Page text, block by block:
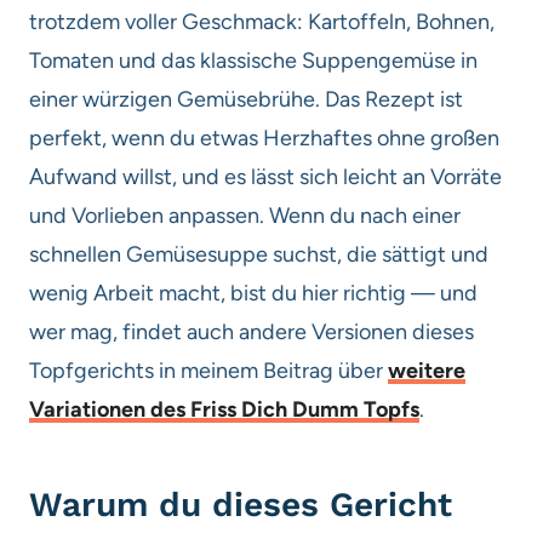
trotzdem voller Geschmack: Kartoffeln, Bohnen,
Tomaten und das klassische Suppengemüse in
einer würzigen Gemüsebrühe. Das Rezept ist
perfekt, wenn du etwas Herzhaftes ohne großen
Aufwand willst, und es lässt sich leicht an Vorräte
und Vorlieben anpassen. Wenn du nach einer
schnellen Gemüsesuppe suchst, die sättigt und
wenig Arbeit macht, bist du hier richtig — und
wer mag, findet auch andere Versionen dieses
Topfgerichts in meinem Beitrag überweitere
Variationen des Friss Dich Dumm Topfs.
Warum du dieses Gericht